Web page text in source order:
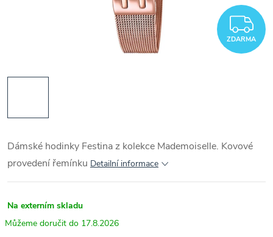
ZDARMA
Dámské hodinky Festina z kolekce Mademoiselle. Kovové
provedení řemínku Detailní informace
Na externím skladu
17.8.2026